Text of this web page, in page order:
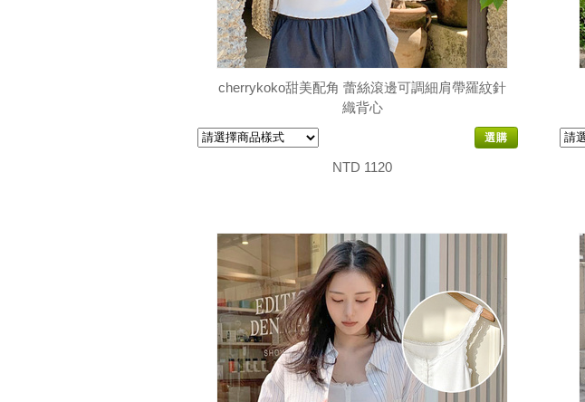
cherrykoko甜美配角 蕾絲滾邊可調細肩帶羅紋針
織背心
選購
NTD 1120